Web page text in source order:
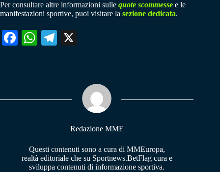
Per consultare altre informazioni sulle quote scommesse e le
manifestazioni sportive, puoi visitare la sezione dedicata.
Fa W
pp
Te
m
Redazione MME
Questi contenuti sono a cura di MMEuropa,
realtà editoriale che su Sportnews.BetFlag cura e
sviluppa contenuti di informazione sportiva.